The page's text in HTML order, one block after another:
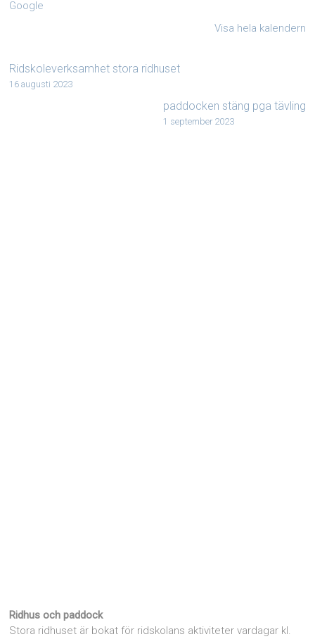
Google
Visa hela kalendern
Ridskoleverksamhet stora ridhuset
16 augusti 2023
paddocken stäng pga tävling
1 september 2023
Ridhus och paddock
Stora ridhuset är bokat för ridskolans aktiviteter vardagar kl.